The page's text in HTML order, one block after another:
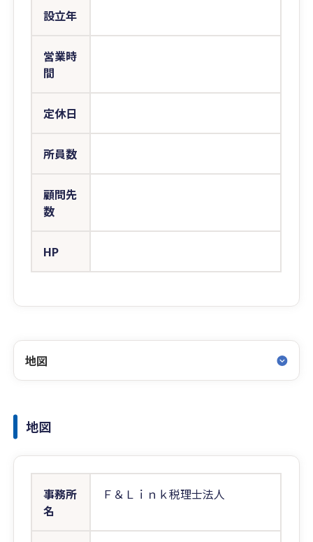
設立年
営業時
間
定休日
所員数
顧問先
数
HP
地図
地図
事務所
名
Ｆ＆Ｌｉｎｋ税理士法人